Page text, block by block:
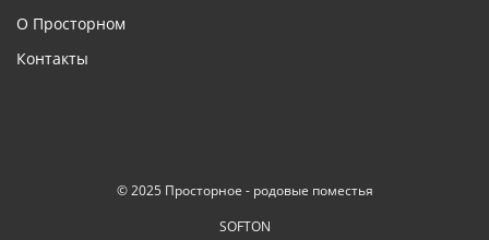
О Просторном
Контакты
© 2025 Просторное - родовые поместья
SOFTON